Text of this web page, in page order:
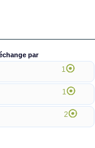
par
1
1
2